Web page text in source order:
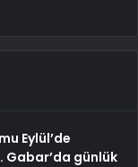
Eylül’de
günlük